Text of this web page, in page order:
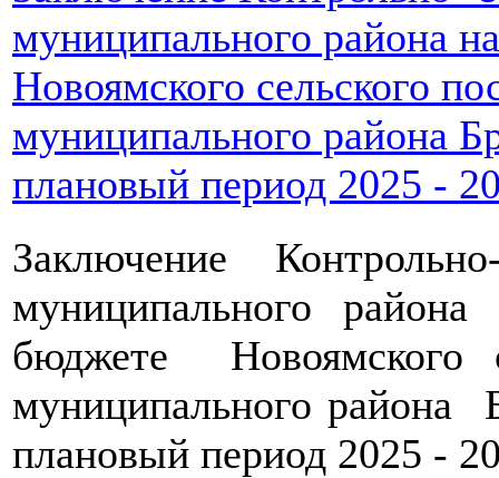
муниципального района
Новоямского сельского
муниципального района
плановый период 2025 -
Заключение
муниципального
бюджете Новоямского
муниципального района
плановый период 2025 -